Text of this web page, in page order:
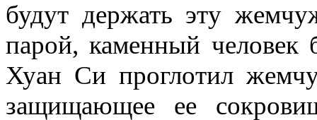
будут держать эту
парой, каменный
Хуан Си проглотил
защищающее ее